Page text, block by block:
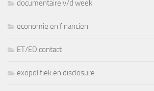
documentaire v/d week
economie en financiën
ET/ED contact
exopolitiek en disclosure